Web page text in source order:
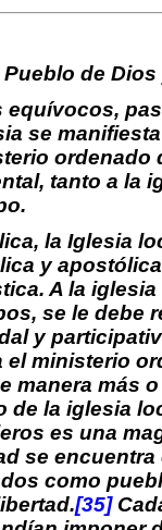
de
se
tanto a la
la Iglesia
y
A la
se le debe
y
el ministerio
manera más
la iglesia
es una
se
como
[35]